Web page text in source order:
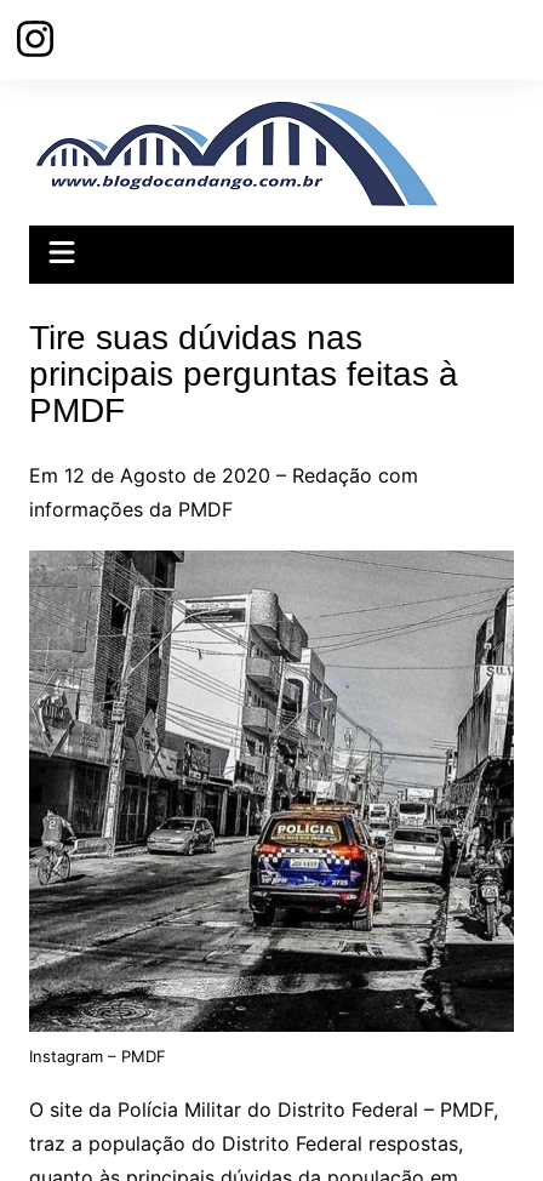
para
Tire suas dúvidas nas
principais perguntas feitas à
PMDF
Em 12 de Agosto de 2020 – Redação com
informações da PMDF
Instagram – PMDF
O site da Polícia Militar do Distrito Federal – PMDF,
traz a população do Distrito Federal respostas,